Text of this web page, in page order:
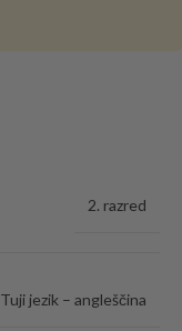
2. razred
Tuji jezik – angleščina